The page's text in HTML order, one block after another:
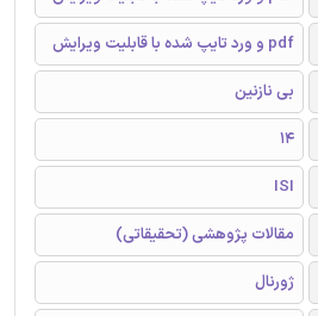
pdf و ورد تایپ شده با قابلیت ویرایش
بی نازنین
14
ISI
مقالات پژوهشی (تحقیقاتی)
ژورنال